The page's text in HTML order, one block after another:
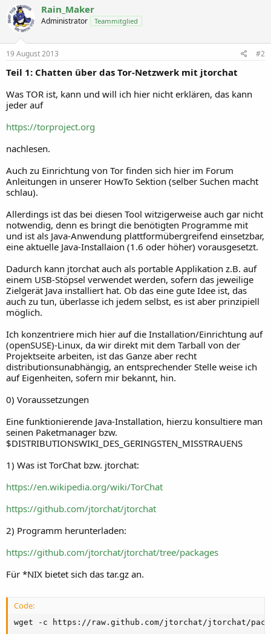
Rain_Maker
Administrator Teammitglied
19 August 2013 #2
Teil 1: Chatten über das Tor-Netzwerk mit jtorchat
Was TOR ist, kann und will ich hier nicht erklären, das kann
jeder auf
https://torproject.org
nachlesen.
Auch zu Einrichtung von Tor finden sich hier im Forum
Anleitungen in unserer HowTo Sektion (selber Suchen macht
schlau).
Allerdings ist das bei diesen Tool witzigerweise auch gar nicht
notwendig, denn es bringt die benötigten Programme mit
und ist als Java-Anwendung plattformübergreifend einsetzbar,
eine aktuelle Java-Installaion (1.6 oder höher) vorausgesetzt.
Dadurch kann jtorchat auch als portable Applikation z.B. auf
einem USB-Stöpsel verwendet werden, sofern das jeweilige
Zielgerät Java installiert hat. Ob das eine gute Idee ist, das
auch zu tun, überlasse ich jedem selbst, es ist aber prinzipiell
möglich.
Ich konzentriere mich hier auf die Installation/Einrichtung auf
(openSUSE)-Linux, da wir direkt mit dem Tarball von der
Projektseite arbeiten, ist das Ganze aber recht
distributionsunabhängig, an entsprechender Stelle weise ich
auf Eigenheiten, sofern mir bekannt, hin.
0) Voraussetzungen
Eine funktionierende Java-Installation, hierzu konsultiere man
seinen Paketmanager bzw.
$DISTRIBUTIONSWIKI_DES_GERINGSTEN_MISSTRAUENS
1) Was ist TorChat bzw. jtorchat:
https://en.wikipedia.org/wiki/TorChat
https://github.com/jtorchat/jtorchat
2) Programm herunterladen:
https://github.com/jtorchat/jtorchat/tree/packages
Für *NIX bietet sich das tar.gz an.
Code:
wget -c https://raw.github.com/jtorchat/jtorchat/